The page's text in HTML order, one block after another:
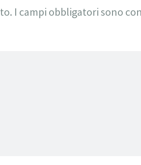
I campi obbligatori sono